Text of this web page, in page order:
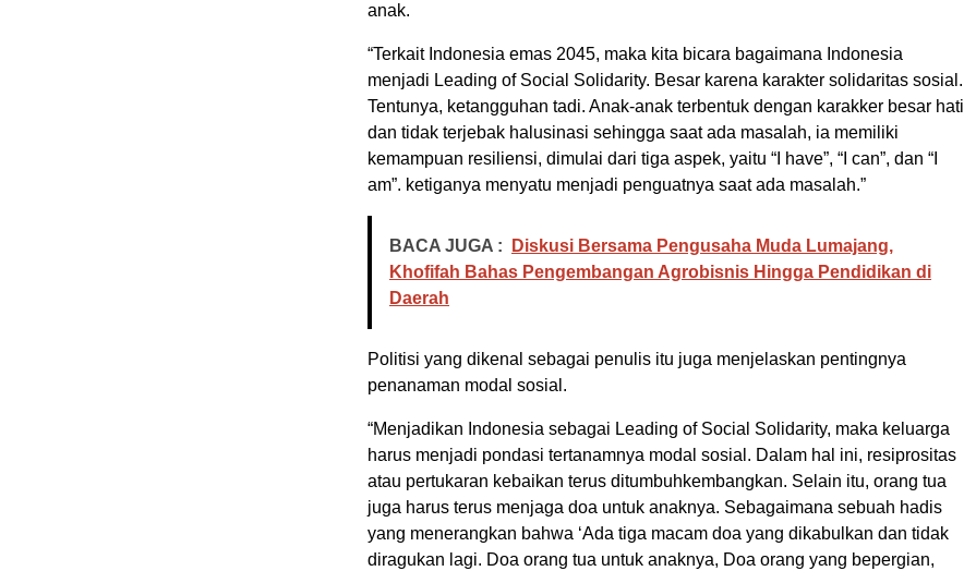
anak.
“Terkait Indonesia emas 2045, maka kita bicara bagaimana Indonesia
menjadi Leading of Social Solidarity. Besar karena karakter solidaritas sosial.
Tentunya, ketangguhan tadi. Anak-anak terbentuk dengan karakker besar hati
dan tidak terjebak halusinasi sehingga saat ada masalah, ia memiliki
kemampuan resiliensi, dimulai dari tiga aspek, yaitu “I have”, “I can”, dan “I
am”. ketiganya menyatu menjadi penguatnya saat ada masalah.”
BACA JUGA :
Diskusi Bersama Pengusaha Muda Lumajang,
Khofifah Bahas Pengembangan Agrobisnis Hingga Pendidikan di
Daerah
Politisi yang dikenal sebagai penulis itu juga menjelaskan pentingnya
penanaman modal sosial.
“Menjadikan Indonesia sebagai Leading of Social Solidarity, maka keluarga
harus menjadi pondasi tertanamnya modal sosial. Dalam hal ini, resiprositas
atau pertukaran kebaikan terus ditumbuhkembangkan. Selain itu, orang tua
juga harus terus menjaga doa untuk anaknya. Sebagaimana sebuah hadis
yang menerangkan bahwa ‘Ada tiga macam doa yang dikabulkan dan tidak
diragukan lagi. Doa orang tua untuk anaknya, Doa orang yang bepergian,